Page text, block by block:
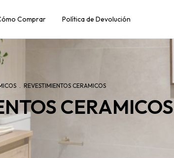
Comprar Política de Devolución
REVESTIMIENTOS CERAMICOS
CERAMICOS